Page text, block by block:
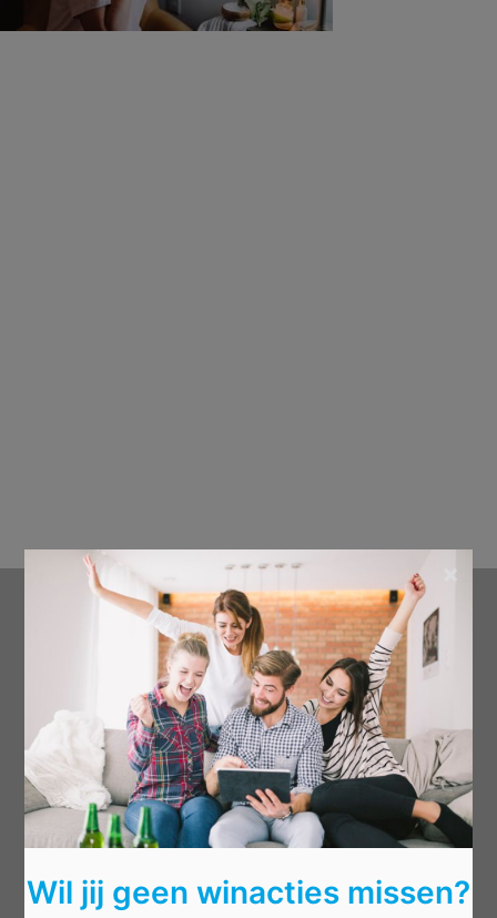
Categorieën
Boeken
Cadeau
Dieren
Elektronica
Eten/drinken
Geld
Wil jij geen winacties missen?